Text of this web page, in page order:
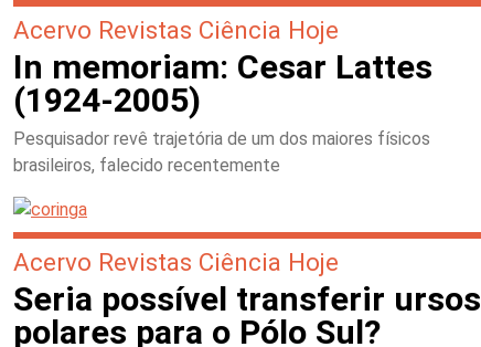
Acervo Revistas Ciência Hoje
In memoriam: Cesar Lattes
(1924-2005)
Pesquisador revê trajetória de um dos maiores físicos
brasileiros, falecido recentemente
Acervo Revistas Ciência Hoje
Seria possível transferir ursos
polares para o Pólo Sul?